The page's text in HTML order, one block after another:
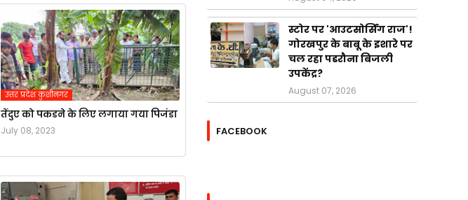
उत्तर प्रदेश कुशीनगर
तेंदुए को पकडने के लिए लगाया गया पिजंडा
July 08, 2023
स्टोर पर 'आउटसोर्सिंग राज'!
गोरखपुर के बाबू के इशारे पर
चल रहा पडरौना बिजली
उपकेंद्र?
August 07, 2026
FACEBOOK